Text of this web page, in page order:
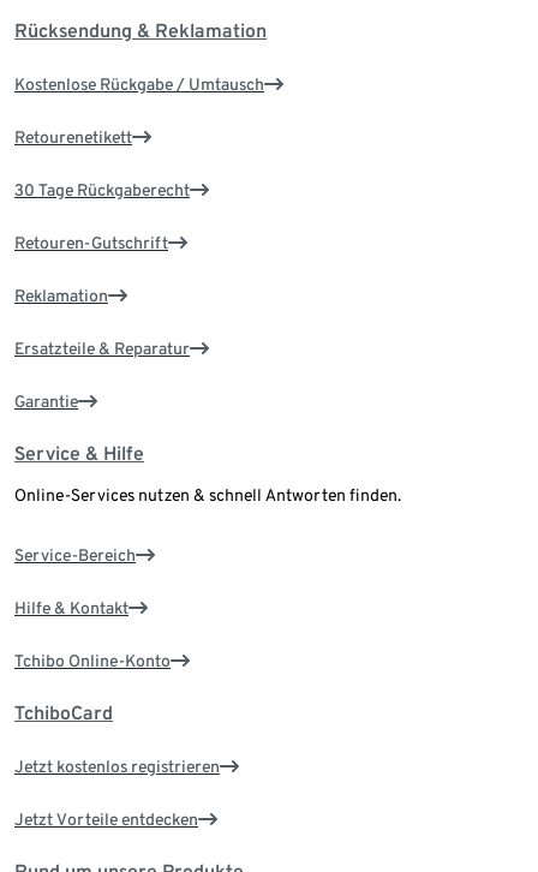
Rücksendung & Reklamation
Kostenlose Rückgabe / Umtausch
Retourenetikett
30 Tage Rückgaberecht
Retouren-Gutschrift
Reklamation
Ersatzteile & Reparatur
Garantie
Service & Hilfe
Online-Services nutzen & schnell Antworten finden.
Service-Bereich
Hilfe & Kontakt
Tchibo Online-Konto
TchiboCard
Jetzt kostenlos registrieren
Jetzt Vorteile entdecken